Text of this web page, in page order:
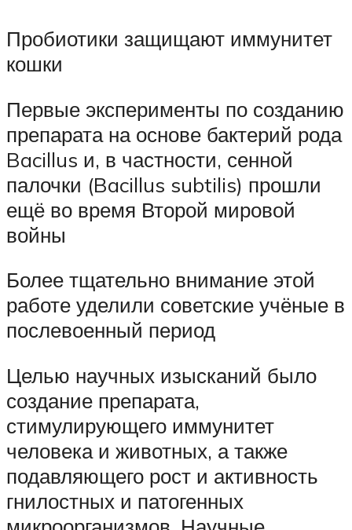
Пробиотики защищают иммунитет
кошки
Первые эксперименты по созданию
препарата на основе бактерий рода
Bacillus и, в частности, сенной
палочки (Bacillus subtilis) прошли
ещё во время Второй мировой
войны
Более тщательно внимание этой
работе уделили советские учёные в
послевоенный период
Целью научных изысканий было
создание препарата,
стимулирующего иммунитет
человека и животных, а также
подавляющего рост и активность
гнилостных и патогенных